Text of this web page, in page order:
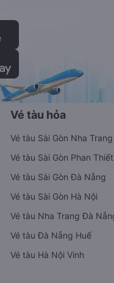
Vé tàu hỏa
Vé tàu Sài Gòn Nha Trang
Vé tàu Sài Gòn Phan Thiết
Vé tàu Sài Gòn Đà Nẵng
Vé tàu Sài Gòn Hà Nội
Vé tàu Nha Trang Đà
Vé tàu Đà Nẵng Huế
Vé tàu Hà Nội Vinh